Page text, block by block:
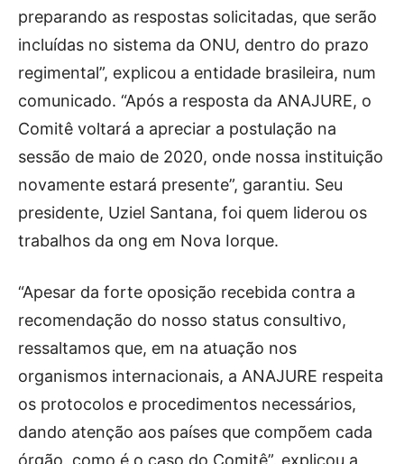
preparando as respostas solicitadas, que serão
incluídas no sistema da ONU, dentro do prazo
regimental”, explicou a entidade brasileira, num
comunicado. “Após a resposta da ANAJURE, o
Comitê voltará a apreciar a postulação na
sessão de maio de 2020, onde nossa instituição
novamente estará presente”, garantiu. Seu
presidente, Uziel Santana, foi quem liderou os
trabalhos da ong em Nova Iorque.
“Apesar da forte oposição recebida contra a
recomendação do nosso status consultivo,
ressaltamos que, em na atuação nos
organismos internacionais, a ANAJURE respeita
os protocolos e procedimentos necessários,
dando atenção aos países que compõem cada
órgão, como é o caso do Comitê”, explicou a